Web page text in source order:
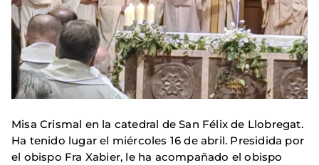
Misa Crismal en la catedral de San Félix de Llobregat.
Ha tenido lugar el miércoles 16 de abril. Presidida por
el obispo Fra Xabier, le ha acompañado el obispo